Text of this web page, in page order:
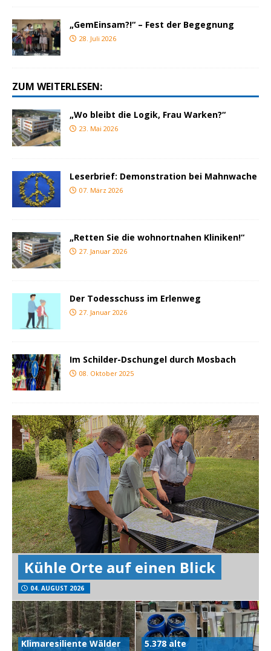
„GemEinsam?!“ – Fest der Begegnung
28. Juli 2026
ZUM WEITERLESEN:
„Wo bleibt die Logik, Frau Warken?“
23. Mai 2026
Leserbrief: Demonstration bei Mahnwache
07. März 2026
„Retten Sie die wohnortnahen Kliniken!“
27. Januar 2026
Der Todesschuss im Erlenweg
27. Januar 2026
Im Schilder-Dschungel durch Mosbach
08. Oktober 2025
Kühle Orte auf einen Blick
04. AUGUST 2026
Klimaresiliente Wälder
5.378 alte